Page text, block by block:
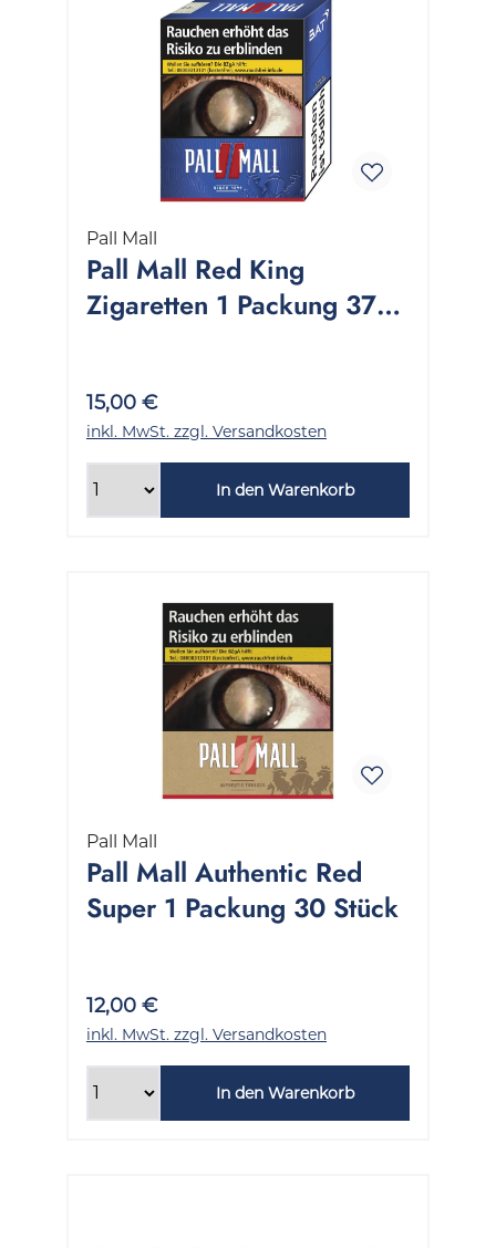
Pall Mall
Pall Mall Red King
Zigaretten 1 Packung 37
15,00 €
inkl. MwSt. zzgl. Versandkosten
In den Warenkorb
Pall Mall
Pall Mall Authentic Red
Super 1 Packung 30 Stück
12,00 €
inkl. MwSt. zzgl. Versandkosten
In den Warenkorb